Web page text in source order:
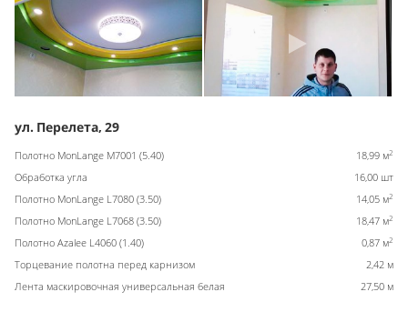
ул. Перелета, 29
Полотно MonLange M7001 (5.40) 18,99 м2
Обработка угла
16,00 шт
Полотно MonLange L7080 (3.50)
14,05 м2
Полотно MonLange L7068 (3.50) 18,47 м2
Полотно Azalee L4060 (1.40) 0,87 м2
Торцевание полотна перед карнизом
2,42 м
Лента маскировочная универсальная белая
27,50 м